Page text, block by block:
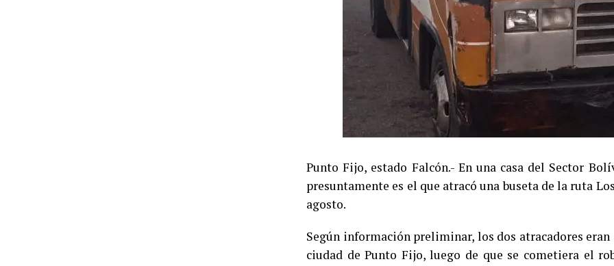
Punto Fijo, estado Falcón.- En una casa del Sector
presuntamente es el que atracó una buseta de la ruta
agosto.
Según información preliminar, los dos atracadores
ciudad de Punto Fijo, luego de que se cometiera el